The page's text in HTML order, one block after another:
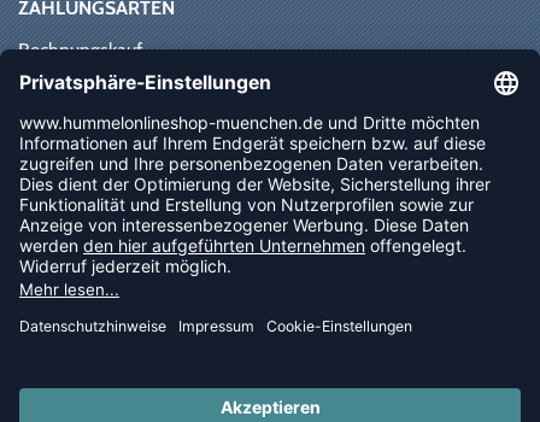
ZAHLUNGSARTEN
Rechnungskauf
Paypal
Vorkasse
Sofortüberweisung
NEWSLETTER